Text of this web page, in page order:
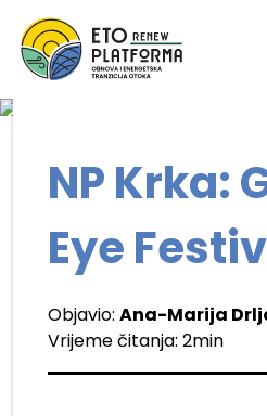
NP Krka:
Eye
Objavio: Ana-Marija
Vrijeme čitanja: 2min